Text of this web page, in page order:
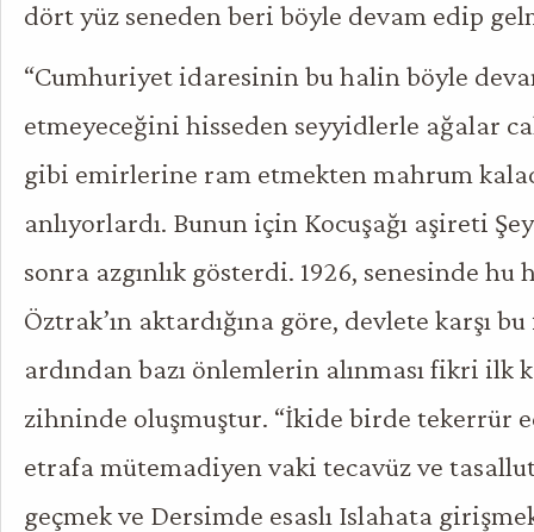
dört yüz seneden beri böyle devam edip
“Cumhuriyet idaresinin bu halin böyle
etmeyeceğini hisseden seyyidlerle ağalar
gibi emirlerine ram etmekten mahrum
anlıyorlardı. Bunun için Kocuşağı aşireti
sonra azgınlık gösterdi. 1926, senesinde hu
Öztrak’ın aktardığına göre, devlete karşı
ardından bazı önlemlerin alınması fikri ilk
zihninde oluşmuştur. “İkide birde tekerrür
etrafa mütemadiyen vaki tecavüz ve
geçmek ve Dersimde esaslı Islahata